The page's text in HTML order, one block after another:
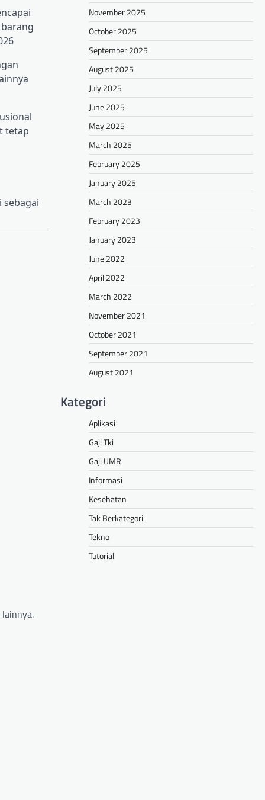
tetap
sebagai
November 2025
October 2025
September 2025
August 2025
July 2025
June 2025
May 2025
March 2025
February 2025
January 2025
March 2023
February 2023
January 2023
June 2022
April 2022
March 2022
November 2021
October 2021
September 2021
August 2021
Kategori
Aplikasi
Gaji Tki
Gaji UMR
Informasi
Kesehatan
Tak Berkategori
Tekno
Tutorial